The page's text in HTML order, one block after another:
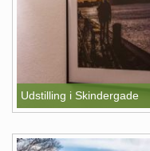
Udstilling i Skindergade